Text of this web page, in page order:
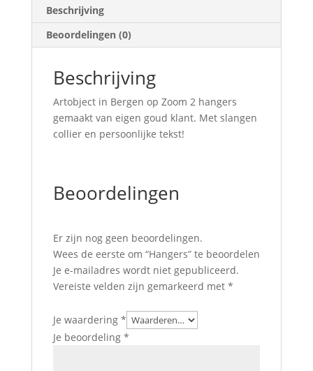
Beschrijving
Beoordelingen (0)
Beschrijving
Artobject in Bergen op Zoom 2 hangers
gemaakt van eigen goud klant. Met slangen
collier en persoonlijke tekst!
Beoordelingen
Er zijn nog geen beoordelingen.
Wees de eerste om “Hangers” te beoordelen
Je e-mailadres wordt niet gepubliceerd.
Vereiste velden zijn gemarkeerd met *
Je waardering *
Je beoordeling *